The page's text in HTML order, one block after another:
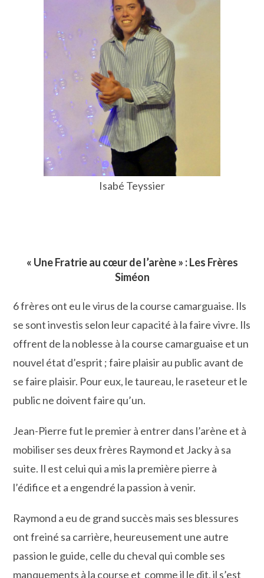
Isabé Teyssier
« Une Fratrie au cœur de l’arène » : Les Frères
Siméon
6 frères ont eu le virus de la course camarguaise. Ils
se sont investis selon leur capacité à la faire vivre. Ils
offrent de la noblesse à la course camarguaise et un
nouvel état d’esprit ; faire plaisir au public avant de
se faire plaisir. Pour eux, le taureau, le raseteur et le
public ne doivent faire qu’un.
Jean-Pierre fut le premier à entrer dans l’arène et à
mobiliser ses deux frères Raymond et Jacky à sa
suite. Il est celui qui a mis la première pierre à
l’édifice et a engendré la passion à venir.
Raymond a eu de grand succès mais ses blessures
ont freiné sa carrière, heureusement une autre
passion le guide, celle du cheval qui comble ses
manquements à la course et comme il le dit, il s’est